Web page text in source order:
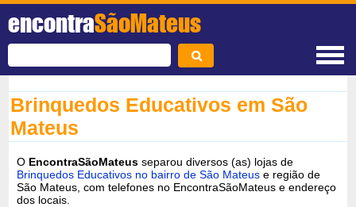
encontraSãoMateus
Brinquedos Educativos em São
Mateus
O EncontraSãoMateus separou diversos (as) lojas de
Brinquedos Educativos no bairro de São Mateus e região de
São Mateus, com telefones no EncontraSãoMateus e endereço
dos locais.